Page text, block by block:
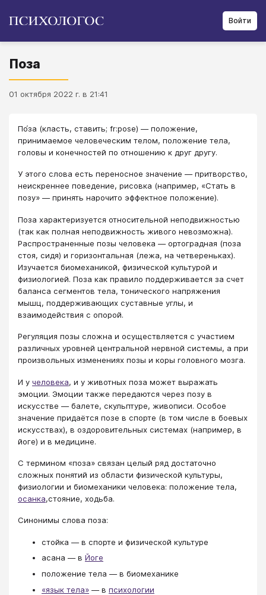
Войти
Поза
01 октября 2022 г. в 21:41
По́за (класть, ставить; fr:pose) — положение,
принимаемое человеческим телом, положение тела,
головы и конечностей по отношению к друг другу.
У этого слова есть переносное значение — притворство,
неискреннее поведение, рисовка (например, «Стать в
позу» — принять нарочито эффектное положение).
Поза характеризуется относительной неподвижностью
(так как полная неподвижность живого невозможна).
Распространенные позы человека — ортоградная (поза
стоя, сидя) и горизонтальная (лежа, на четвереньках).
Изучается биомеханикой, физической культурой и
физиологией. Поза как правило поддерживается за счет
баланса сегментов тела, тонического напряжения
мышц, поддерживающих суставные углы, и
взаимодействия с опорой.
Регуляция позы сложна и осуществляется с участием
различных уровней центральной нервной системы, а при
произвольных изменениях позы и коры головного мозга.
И у человека, и у животных поза может выражать
эмоции. Эмоции также передаются через позу в
искусстве — балете, скульптуре, живописи. Особое
значение придаётся позе в спорте (в том числе в боевых
искусствах), в оздоровительных системах (например, в
йоге) и в медицине.
С термином «поза» связан целый ряд достаточно
сложных понятий из области физической культуры,
физиологии и биомеханики человека: положение тела,
осанка,стояние, ходьба.
Синонимы слова поза:
стойка — в спорте и физической культуре
асана — в Йоге
положение тела — в биомеханике
«язык тела» — в психологии